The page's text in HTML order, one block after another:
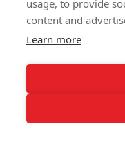
usage, to provide
content and
Learn more